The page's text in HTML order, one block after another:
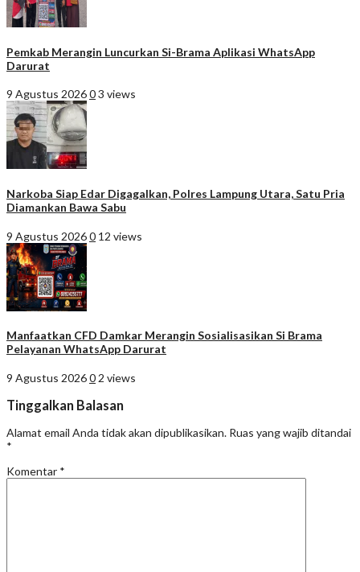
Pemkab Merangin Luncurkan Si-Brama Aplikasi WhatsApp
Darurat
9 Agustus 202603 views
Narkoba Siap Edar Digagalkan, Polres Lampung Utara, Satu Pria
Diamankan Bawa Sabu
9 Agustus 20260 12 views
Manfaatkan CFD Damkar Merangin Sosialisasikan Si Brama
Pelayanan WhatsApp Darurat
9 Agustus 20260 2 views
Tinggalkan Balasan
Alamat email Anda tidak akan dipublikasikan. Ruas yang wajib ditandai
*
Komentar *